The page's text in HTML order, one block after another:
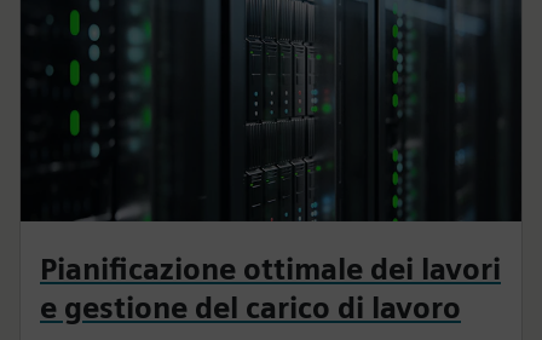
Pianificazione ottimale dei lavori
e gestione del carico di lavoro